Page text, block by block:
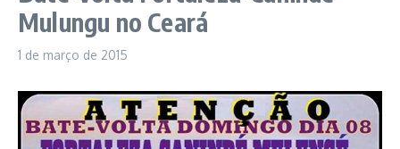
Mulungu no Ceará
1 de março de 2015